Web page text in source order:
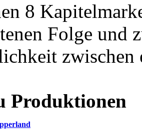
8
Folge und
Produktionen